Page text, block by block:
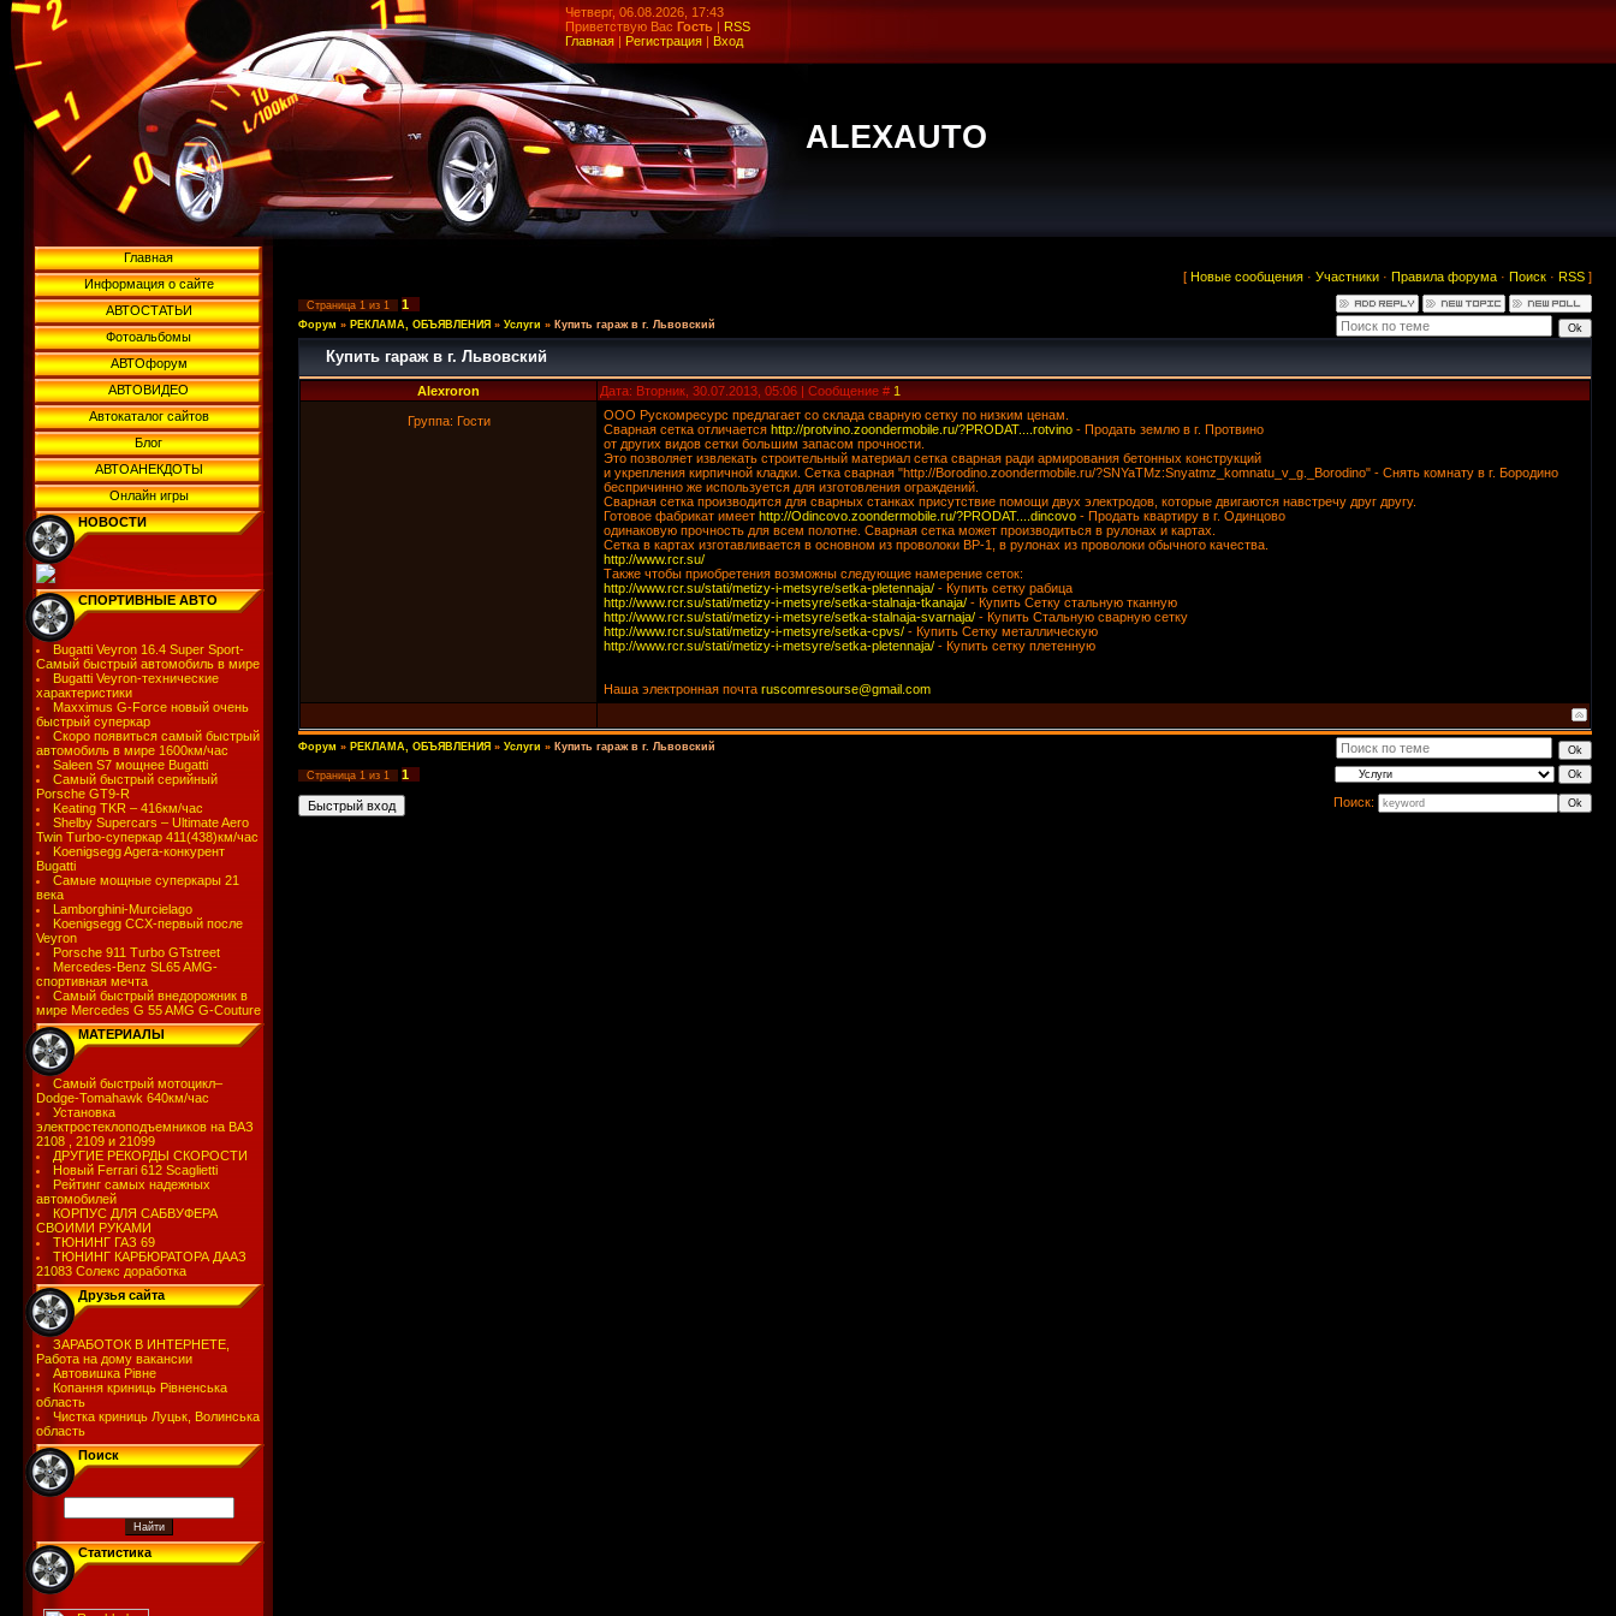
Четверг, 06.08.2026, 17:43
Приветствую Вас Гость | RSS
Главная | Регистрация | Вход
ALEXAUTO
Главная
Информация о сайте
АВТОСТАТЬИ
Фотоальбомы
АВТОфорум
АВТОВИДЕО
Автокаталог сайтов
Блог
АВТОАНЕКДОТЫ
Онлайн игры
НОВОСТИ
СПОРТИВНЫЕ АВТО
Bugatti Veyron 16.4 Super Sport-
Самый быстрый автомобиль в мире
Bugatti Veyron-технические
характеристики
Maxximus G-Force новый очень
быстрый суперкар
Скоро появиться самый быстрый
автомобиль в мире 1600км/час
Saleen S7 мощнее Bugatti
Самый быстрый серийный
Porsche GT9-R
Keating TKR – 416км/час
Shelby Supercars – Ultimate Aero
Twin Turbo-суперкар 411(438)км/час
Koenigsegg Agera-конкурент
Bugatti
Самые мощные суперкары 21
века
Lamborghini-Murcielago
Koenigsegg CCX-первый после
Veyron
Porsche 911 Turbo GTstreet
Mercedes-Benz SL65 AMG-
спортивная мечта
Самый быстрый внедорожник в
мире Mercedes G 55 AMG G-Couture
МАТЕРИАЛЫ
Самый быстрый мотоцикл–
Dodge-Tomahawk 640км/час
Установка
электростеклоподъемников на ВАЗ
2108 , 2109 и 21099
ДРУГИЕ РЕКОРДЫ СКОРОСТИ
Новый Ferrari 612 Scaglietti
Рейтинг самых надежных
автомобилей
КОРПУС ДЛЯ САБВУФЕРА
СВОИМИ РУКАМИ
ТЮНИНГ ГАЗ 69
ТЮНИНГ КАРБЮРАТОРА ДААЗ
21083 Солекс доработка
Друзья сайта
ЗАРАБОТОК В ИНТЕРНЕТЕ,
Работа на дому вакансии
Автовишка Рівне
Копання криниць Рівненська
область
Чистка криниць Луцьк, Волинська
область
Поиск
Статистика
[ Новые сообщения · Участники · Правила форума · Поиск · RSS ]
Страница 1 из 1 1
Форум » РЕКЛАМА, ОБЪЯВЛЕНИЯ » Услуги » Купить гараж в г. Львовский
Купить гараж в г. Львовский
Alexroron Дата: Вторник, 30.07.2013, 05:06 | Сообщение # 1
Группа: Гости
ООО Рускомресурс предлагает со склада сварную сетку по низким ценам.
Сварная сетка отличается http://protvino.zoondermobile.ru/?PRODAT....rotvino - Продать землю в г. Протвино
от других видов сетки большим запасом прочности.
Это позволяет извлекать строительный материал сетка сварная ради армирования бетонных конструкций
и укрепления кирпичной кладки. Сетка сварная "http://Borodino.zoondermobile.ru/?SNYaTMz:Snyatmz_komnatu_v_g._Borodino" - Снять комнату в г. Бородино
беспричинно же используется для изготовления ограждений.
Сварная сетка производится для сварных станках присутствие помощи двух электродов, которые двигаются навстречу друг другу.
Готовое фабрикат имеет http://Odincovo.zoondermobile.ru/?PRODAT....dincovo - Продать квартиру в г. Одинцово
одинаковую прочность для всем полотне. Сварная сетка может производиться в рулонах и картах.
Сетка в картах изготавливается в основном из проволоки ВР-1, в рулонах из проволоки обычного качества.
http://www.rcr.su/
Также чтобы приобретения возможны следующие намерение сеток:
http://www.rcr.su/stati/metizy-i-metsyre/setka-pletennaja/ - Купить сетку рабица
http://www.rcr.su/stati/metizy-i-metsyre/setka-stalnaja-tkanaja/ - Купить Сетку стальную тканную
http://www.rcr.su/stati/metizy-i-metsyre/setka-stalnaja-svarnaja/ - Купить Стальную сварную сетку
http://www.rcr.su/stati/metizy-i-metsyre/setka-cpvs/ - Купить Сетку металлическую
http://www.rcr.su/stati/metizy-i-metsyre/setka-pletennaja/ - Купить сетку плетенную
Наша электронная почта ruscomresourse@gmail.com
Форум » РЕКЛАМА, ОБЪЯВЛЕНИЯ » Услуги » Купить гараж в г. Львовский
Страница 1 из 1
1
Поиск: